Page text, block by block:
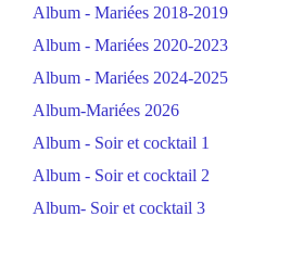
Album - Mariées 2018-2019
Album - Mariées 2020-2023
Album - Mariées 2024-2025
Album-Mariées 2026
Album - Soir et cocktail 1
Album - Soir et cocktail 2
Album- Soir et cocktail 3